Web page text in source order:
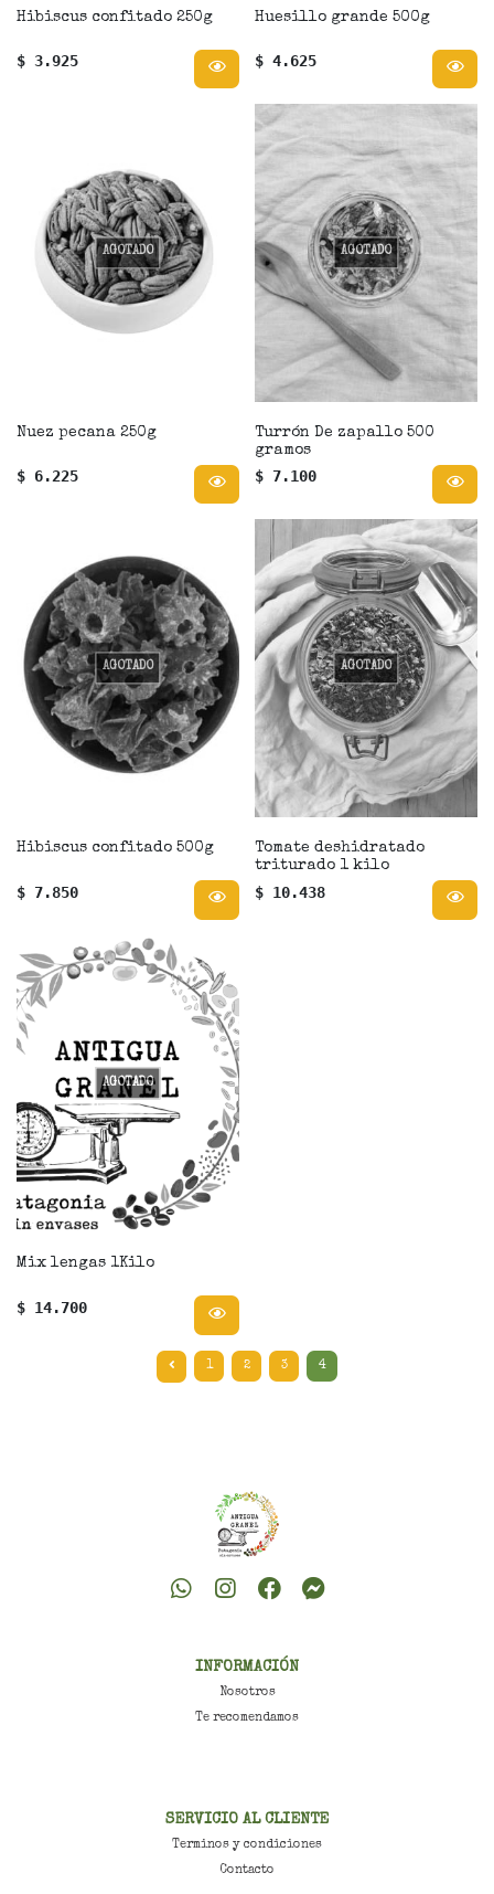
Hibiscus confitado 250g
$ 3.925
Huesillo grande 500g
$ 4.625
AGOTADO
Nuez pecana 250g
$ 6.225
AGOTADO
Turrón De zapallo 500
gramos
$ 7.100
AGOTADO
Hibiscus confitado 500g
$ 7.850
AGOTADO
Tomate deshidratado
triturado 1 kilo
$ 10.438
AGOTADO
Mix lengas 1Kilo
$ 14.700
1 2 3 4
INFORMACIÓN
Nosotros
Te recomendamos
SERVICIO AL CLIENTE
Terminos y condiciones
Contacto